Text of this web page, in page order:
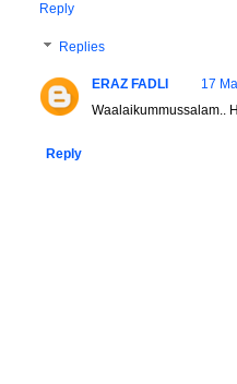
Reply
Replies
ERAZ FADLI
17
Waalaikummussalam..
Reply